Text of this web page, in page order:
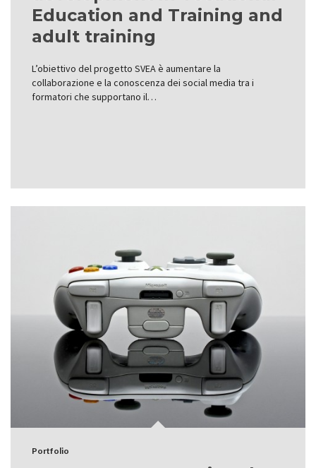
Education and Training and
adult training
L’obiettivo del progetto SVEA è aumentare la
collaborazione e la conoscenza dei social media tra i
formatori che supportano il…
Portfolio